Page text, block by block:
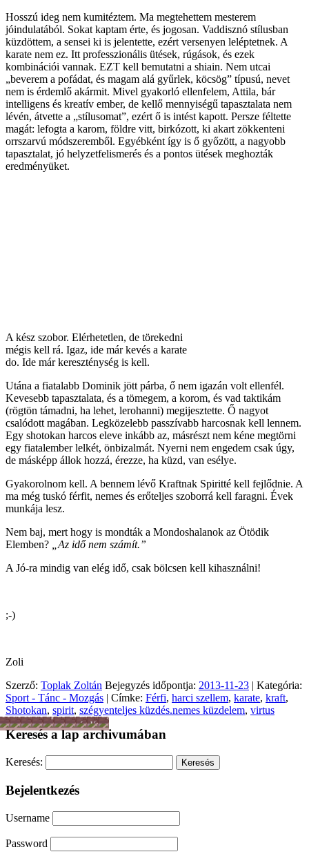
Hosszú ideg nem kumitéztem. Ma megtehettem mesterem
jóindulatából. Sokat kaptam érte, és jogosan. Vaddisznó stílusban
küzdöttem, a sensei ki is jelentette, ezért versenyen leléptetnek. A
karate nem ez. Itt professzionális ütések, rúgások, és ezek
kombinációi vannak. EZT kell bemutatni a shiain. Nem utcai
„beverem a pofádat, és magam alá gyűrlek, köcsög” típusú, nevet
nem is érdemlő akármit. Mivel gyakorló ellenfelem, Attila, bár
intelligens és kreatív ember, de kellő mennyiségű tapasztalata nem
lévén, átvette a „stílusomat”, ezért ő is intést kapott. Persze féltette
magát: lefogta a karom, földre vitt, birkózott, ki akart zökkenteni
orrszarvú módszeremből. Egyébként így is ő győzött, a nagyobb
tapasztalat, jó helyzetfelismerés és a pontos ütések meghozták
eredményüket.
A kész szobor. Elérhetetlen, de törekedni
mégis kell rá. Igaz, ide már kevés a karate
do. Ide már kereszténység is kell.
Utána a fiatalabb Dominik jött párba, ő nem igazán volt ellenfél.
Kevesebb tapasztalata, és a tömegem, a korom, és vad taktikám
(rögtön támadni, ha lehet, lerohanni) megijesztette. Ő nagyot
csalódott magában. Legközelebb passzívabb harcosnak kell lennem.
Egy shotokan harcos eleve inkább az, másrészt nem kéne megtörni
egy fiatalember lelkét, önbizalmát. Nyerni nem engedem csak úgy,
de másképp állok hozzá, érezze, ha küzd, van esélye.
Gyakorolnom kell. A bennem lévő Kraftnak Spiritté kell fejlődnie. A
ma még tuskó férfit, nemes és erőteljes szoborrá kell faragni. Évek
munkája lesz.
Nem baj, mert hogy is mondták a Mondoshalanok az Ötödik
Elemben?
„Az idő nem számít.”
A Jó-ra mindig van elég idő, csak bölcsen kell kihasználni!
;-)
Zoli
Szerző: Toplak Zoltán Bejegyzés időpontja: 2013-11-23 | Kategória:
Sport - Tánc - Mozgás | Címke: Férfi, harci szellem, karate, kraft,
Shotokan, spirit, szégyenteljes küzdés.nemes küzdelem, virtus
Férfiszellem
Mai
család
HobbiMunka
Sport
-
Tánc
Mozgás
Színes
nagyvilág
Önkéntesség
Lélek
és
hit
Női
lét
Egyéb
Keresés a lap archivumában
Keresés:
Bejelentkezés
Username
Password